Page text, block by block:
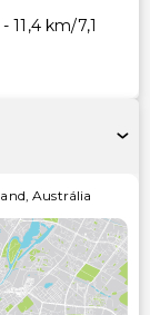
11,4 km/7,1
,Austrália